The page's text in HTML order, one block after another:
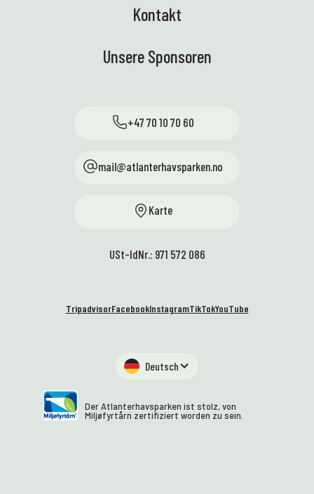
Kontakt
Unsere Sponsoren
+47 70 10 70 60
mail@atlanterhavsparken.no
Karte
USt-IdNr.: 971 572 086
TripadvisorFacebookInstagramTikTokYouTube
Deutsch
Der Atlanterhavsparken ist stolz, von
Miljøfyrtårn zertifiziert worden zu sein.